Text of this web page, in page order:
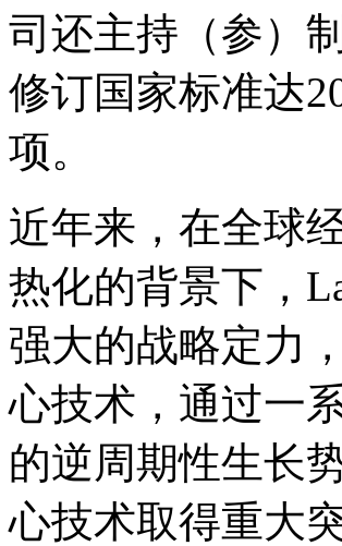
司还主持（参）
修订国家标准达
项。
近年来，在全球
热化的背景下，
强大的战略定力
心技术，通过一
的逆周期性生长
心技术取得重大